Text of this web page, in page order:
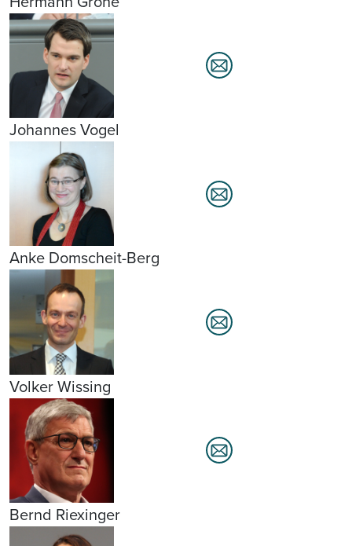
Johannes Vogel
Anke Domscheit-Berg
Volker Wissing
Bernd Riexinger